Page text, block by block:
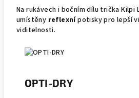
Na rukávech i bočním dílu trička Kilpi
umístěny reflexnípotisky pro lepší
viditelnosti.
OPTI-DRY